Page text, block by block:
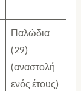
Παλώδια
(29)
(αναστολή
ενός έτους)